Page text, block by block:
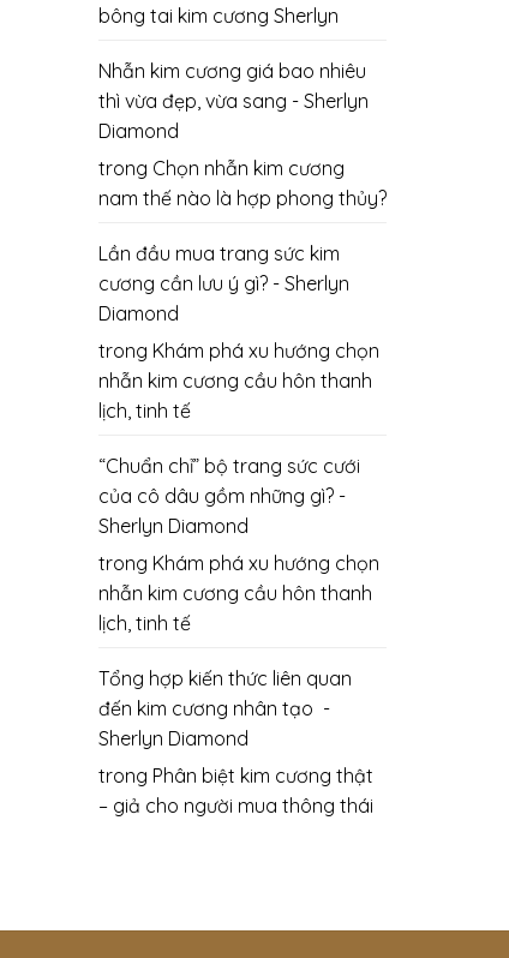
bông tai kim cương Sherlyn
Nhẫn kim cương giá bao nhiêu
thì vừa đẹp, vừa sang - Sherlyn
Diamond
trong Chọn nhẫn kim cương
nam thế nào là hợp phong thủy?
Lần đầu mua trang sức kim
cương cần lưu ý gì? - Sherlyn
Diamond
trong Khám phá xu hướng chọn
nhẫn kim cương cầu hôn thanh
lịch, tinh tế
“Chuẩn chỉ” bộ trang sức cưới
của cô dâu gồm những gì? -
Sherlyn Diamond
trong Khám phá xu hướng chọn
nhẫn kim cương cầu hôn thanh
lịch, tinh tế
Tổng hợp kiến thức liên quan
đến kim cương nhân tạo -
Sherlyn Diamond
trong Phân biệt kim cương thật
– giả cho người mua thông thái